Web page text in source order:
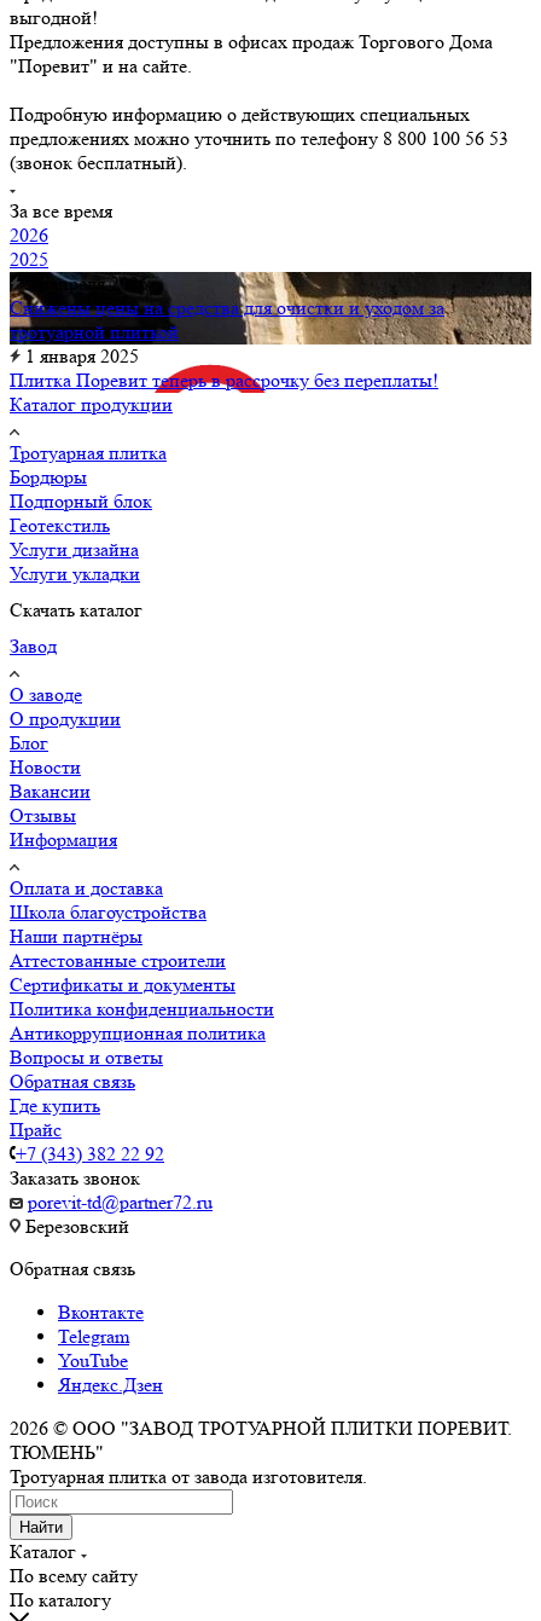
выгодной!
Предложения доступны в офисах продаж Торгового Дома
"Поревит" и на сайте.
Подробную информацию о действующих специальных
предложениях можно уточнить по телефону 8 800 100 56 53
(звонок бесплатный).
За все время
2026
2025
27 апреля 2026
Снижены цены на средства для очистки и уходом за
тротуарной плиткой
1 января 2025
Плитка Поревит теперь в рассрочку без переплаты!
Каталог продукции
Тротуарная плитка
Бордюры
Подпорный блок
Геотекстиль
Услуги дизайна
Услуги укладки
Скачать каталог
Завод
О заводе
О продукции
Блог
Новости
Вакансии
Отзывы
Информация
Оплата и доставка
Школа благоустройства
Наши партнёры
Аттестованные строители
Сертификаты и документы
Политика конфиденциальности
Антикоррупционная политика
Вопросы и ответы
Обратная связь
Где купить
Прайс
+7 (343) 382 22 92
Заказать звонок
porevit-td@partner72.ru
Березовский
Обратная связь
Вконтакте
Telegram
YouTube
Яндекс.Дзен
2026 © ООО "ЗАВОД ТРОТУАРНОЙ ПЛИТКИ ПОРЕВИТ.
ТЮМЕНЬ"
Тротуарная плитка от завода изготовителя.
Найти
Каталог
По всему сайту
По каталогу